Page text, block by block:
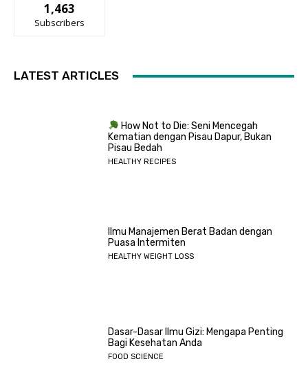
1,463
Subscribers
LATEST ARTICLES
How Not to Die: Seni Mencegah
Kematian dengan Pisau Dapur, Bukan
Pisau Bedah
HEALTHY RECIPES
Ilmu Manajemen Berat Badan dengan
Puasa Intermiten
HEALTHY WEIGHT LOSS
Dasar-Dasar Ilmu Gizi: Mengapa Penting
Bagi Kesehatan Anda
FOOD SCIENCE